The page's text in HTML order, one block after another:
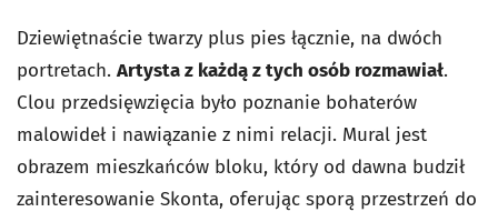
Dziewiętnaście twarzy plus pies łącznie, na dwóch
portretach. Artysta z każdą z tych osób rozmawiał.
Clou przedsięwzięcia było poznanie bohaterów
malowideł i nawiązanie z nimi relacji. Mural jest
obrazem mieszkańców bloku, który od dawna budził
zainteresowanie Skonta, oferując sporą przestrzeń do